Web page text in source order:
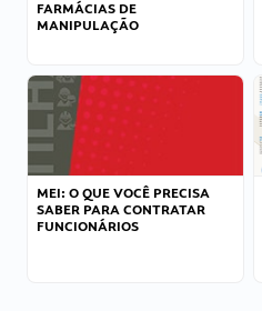
FARMÁCIAS DE
MANIPULAÇÃO
MEI: O QUE VOCÊ PRECISA
SABER PARA CONTRATAR
FUNCIONÁRIOS